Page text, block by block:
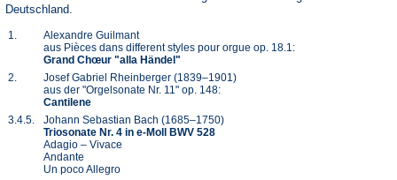
Deutschland.
1.
Alexandre Guilmant
aus Pièces dans different styles pour orgue op. 18.1:
Grand Chœur "alla Händel"
2.
Josef Gabriel Rheinberger (1839–1901)
aus der "Orgelsonate Nr. 11" op. 148:
Cantilene
3.4.5.
Johann Sebastian Bach (1685–1750)
Triosonate Nr. 4 in e-Moll BWV 528
Adagio – Vivace
Andante
Un poco Allegro